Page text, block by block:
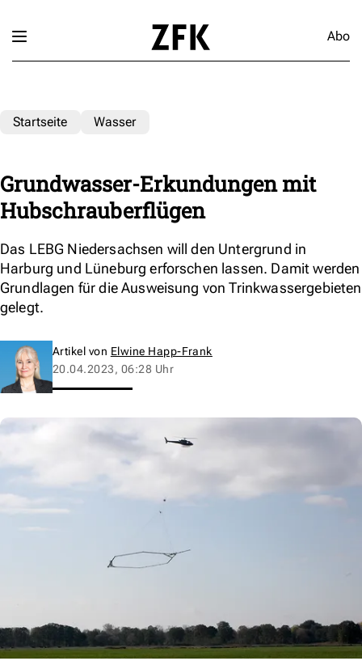
Abo
Startseite Wasser
Grundwasser-Erkundungen mit
Hubschrauberflügen
Das LEBG Niedersachsen will den Untergrund in
Harburg und Lüneburg erforschen lassen. Damit werden
Grundlagen für die Ausweisung von Trinkwassergebieten
gelegt.
Artikel von Elwine Happ-Frank
20.04.2023, 06:28 Uhr